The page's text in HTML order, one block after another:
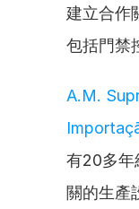
建立合作
包括門禁
A.M.
有20多年
關的生產